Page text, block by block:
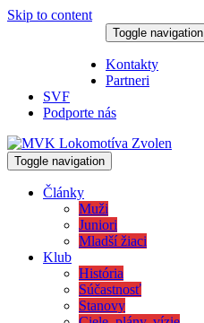
Skip to content
Toggle navigation
Kontakty
Partneri
SVF
Podporte nás
Toggle navigation
Články
Muži
Juniori
Mladší žiaci
Klub
História
Súčastnosť
Stanovy